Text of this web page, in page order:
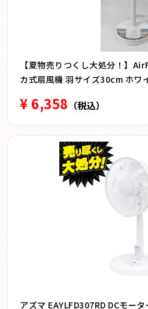
【夏物売りつくし大処分！】
カ式扇風機 羽サイズ30cm ホワ
¥ 6,358 （税込）
アズマ EAYLFD307RD DCモー